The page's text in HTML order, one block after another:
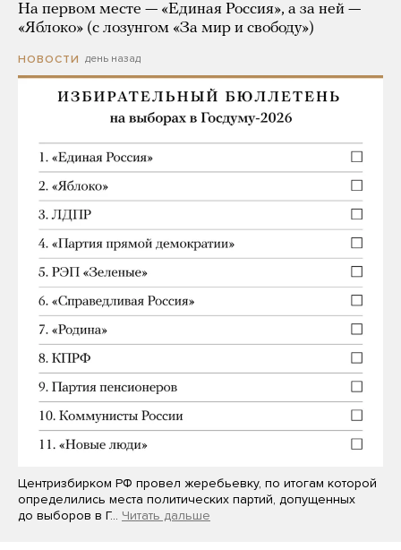
На первом месте — «Единая Россия», а за ней —
«Яблоко» (с лозунгом «За мир и свободу»)
НОВОСТИ день назад
Центризбирком РФ провел жеребьевку, по итогам которой
определились места политических партий, допущенных
до выборов в Г… Читать дальше